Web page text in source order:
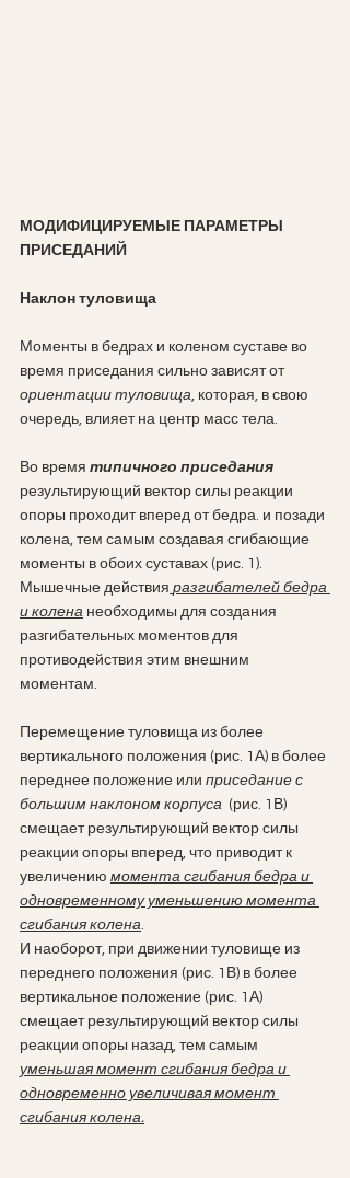
МОДИФИЦИРУЕМЫЕ ПАРАМЕТРЫ
ПРИСЕДАНИЙ
Наклон туловища
Моменты в бедрах и коленом суставе во
время приседания сильно зависят от
ориентации туловища, которая, в свою
очередь, влияет на центр масс тела.
Во время типичного приседания
результирующий вектор силы реакции
опоры проходит вперед от бедра. и позади
колена, тем самым создавая сгибающие
моменты в обоих суставах (рис. 1).
Мышечные действия разгибателей бедра
и колена необходимы для создания
разгибательных моментов для
противодействия этим внешним
моментам.
Перемещение туловища из более
вертикального положения (рис. 1А) в более
переднее положение или приседание с
большим наклоном корпуса
  (рис. 1В)
смещает результирующий вектор силы
реакции опоры вперед, что приводит к
увеличению момента сгибания бедра и
одновременному уменьшению момента
сгибания колена.
И наоборот, при движении туловище из
переднего положения (рис. 1В) в более
вертикальное положение (рис. 1А)
смещает результирующий вектор силы
реакции опоры назад, тем самым
уменьшая момент сгибания бедра и
одновременно увеличивая момент
сгибания колена.